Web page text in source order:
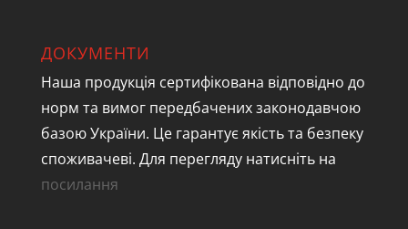
ДОКУМЕНТИ
Наша продукція сертифікована відповідно до
норм та вимог передбачених законодавчою
базою України. Це гарантує якість та безпеку
споживачеві. Для перегляду натисніть на
посилання